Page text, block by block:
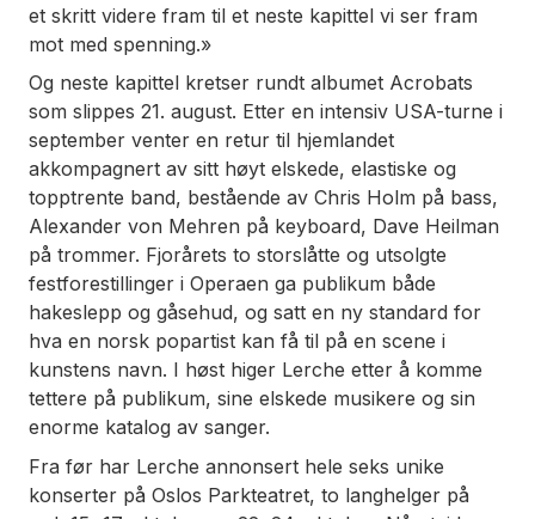
et skritt videre fram til et neste kapittel vi ser fram
mot med spenning.»
Og neste kapittel kretser rundt albumet Acrobats
som slippes 21. august. Etter en intensiv USA-turne i
september venter en retur til hjemlandet
akkompagnert av sitt høyt elskede, elastiske og
topptrente band, bestående av Chris Holm på bass,
Alexander von Mehren på keyboard, Dave Heilman
på trommer. Fjorårets to storslåtte og utsolgte
festforestillinger i Operaen ga publikum både
hakeslepp og gåsehud, og satt en ny standard for
hva en norsk popartist kan få til på en scene i
kunstens navn. I høst higer Lerche etter å komme
tettere på publikum, sine elskede musikere og sin
enorme katalog av sanger.
Fra før har Lerche annonsert hele seks unike
konserter på Oslos Parkteatret, to langhelger på